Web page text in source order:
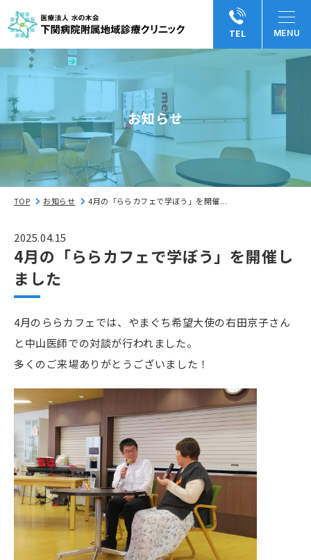
TEL
お知らせ
TOP お知らせ 4月の「ららカフェで学ぼう」を開催...
2025.04.15
4月の「ららカフェで学ぼう」を開催し
ました
4月のららカフェでは、やまぐち希望大使の右田京子さん
と中山医師での対談が行われました。
多くのご来場ありがとうございました！